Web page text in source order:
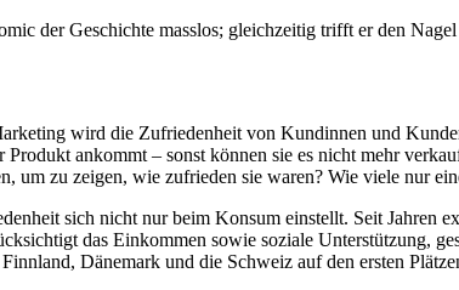
der Geschichte masslos; gleichzeitig trifft er den
wird die Zufriedenheit von Kundinnen und
ankommt – sonst können sie es nicht mehr
um zu zeigen, wie zufrieden sie waren? Wie viele nur
sich nicht nur beim Konsum einstellt. Seit Jahren
das Einkommen sowie soziale Unterstützung,
Dänemark und die Schweiz auf den ersten